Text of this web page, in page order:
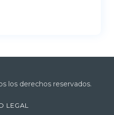
los derechos reservados.
LEGAL